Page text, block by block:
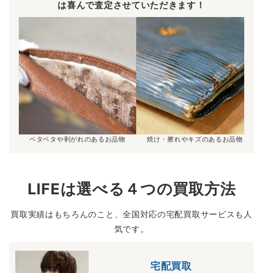
は喜んで査定させていただきます！
ベタベタや剥がれのあるお品物 焼け・擦れやキズのあるお品物
LIFEは選べる４つの買取方法
買取実績はもちろんのこと、全国対応の宅配買取サービスも人
気です。
宅配買取